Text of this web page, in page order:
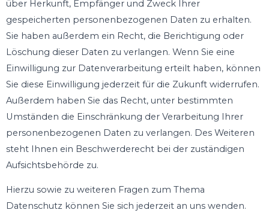
über Herkunft, Empfänger und Zweck Ihrer
gespeicherten personenbezogenen Daten zu erhalten.
Sie haben außerdem ein Recht, die Berichtigung oder
Löschung dieser Daten zu verlangen. Wenn Sie eine
Einwilligung zur Datenverarbeitung erteilt haben, können
Sie diese Einwilligung jederzeit für die Zukunft widerrufen.
Außerdem haben Sie das Recht, unter bestimmten
Umständen die Einschränkung der Verarbeitung Ihrer
personenbezogenen Daten zu verlangen. Des Weiteren
steht Ihnen ein Beschwerderecht bei der zuständigen
Aufsichtsbehörde zu.
Hierzu sowie zu weiteren Fragen zum Thema
Datenschutz können Sie sich jederzeit an uns wenden.